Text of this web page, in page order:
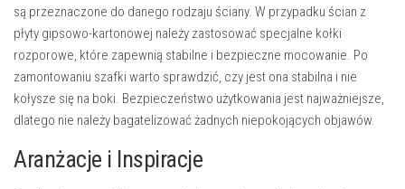
są przeznaczone do danego rodzaju ściany. W przypadku ścian z
płyty gipsowo-kartonowej należy zastosować specjalne kołki
rozporowe, które zapewnią stabilne i bezpieczne mocowanie. Po
zamontowaniu szafki warto sprawdzić, czy jest ona stabilna i nie
kołysze się na boki. Bezpieczeństwo użytkowania jest najważniejsze,
dlatego nie należy bagatelizować żadnych niepokojących objawów.
Aranżacje i Inspiracje